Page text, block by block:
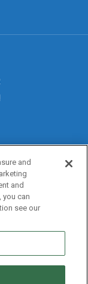
and
and
you can
see our